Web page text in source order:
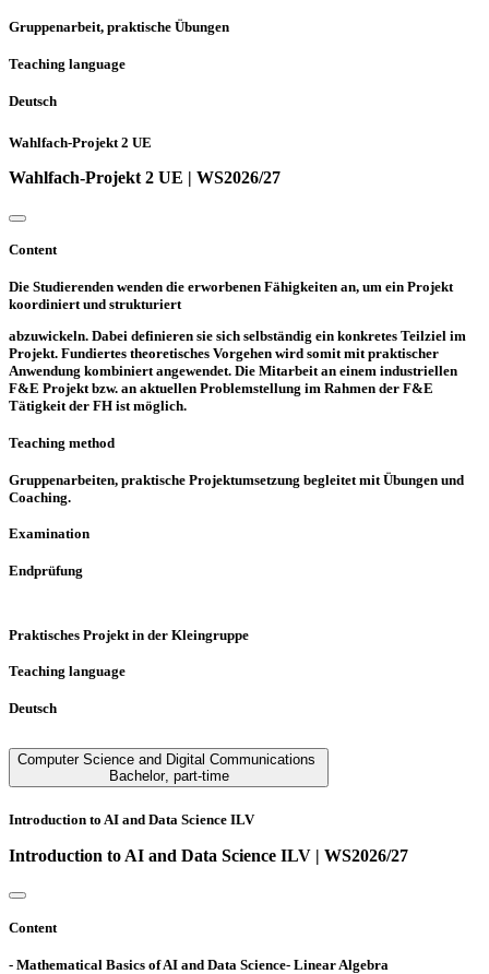
Gruppenarbeit, praktische Übungen
Teaching language
Deutsch
Wahlfach-Projekt 2 UE
Wahlfach-Projekt 2 UE | WS2026/27
Content
Die Studierenden wenden die erworbenen Fähigkeiten an, um ein Projekt
koordiniert und strukturiert
abzuwickeln. Dabei definieren sie sich selbständig ein konkretes Teilziel im
Projekt. Fundiertes theoretisches Vorgehen wird somit mit praktischer
Anwendung kombiniert angewendet. Die Mitarbeit an einem industriellen
F&E Projekt bzw. an aktuellen Problemstellung im Rahmen der F&E
Tätigkeit der FH ist möglich.
Teaching method
Gruppenarbeiten, praktische Projektumsetzung begleitet mit Übungen und
Coaching.
Examination
Endprüfung
Praktisches Projekt in der Kleingruppe
Teaching language
Deutsch
Computer Science and Digital Communications
Bachelor, part-time
Introduction to AI and Data Science ILV
Introduction to AI and Data Science ILV | WS2026/27
Content
- Mathematical Basics of AI and Data Science- Linear Algebra